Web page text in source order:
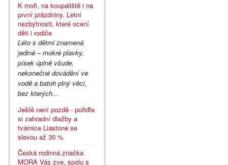
K moři, na koupaliště i na
první prázdniny. Letní
nezbytnosti, které ocení
děti i rodiče
Léto s dětmi znamená
jediné – mokré plavky,
písek úplně všude,
nekonečné dovádění ve
vodě a batoh plný věcí,
bez kterých...
Ještě není pozdě - pořiďte
si zahradní dlažby a
tvárnice Liastone se
slevou až 30 %
Česká rodinná značka
MORA Vás zve, spolu s